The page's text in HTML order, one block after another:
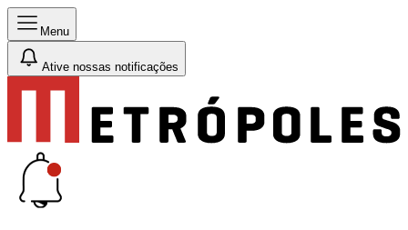
Menu
Ative nossas notificações